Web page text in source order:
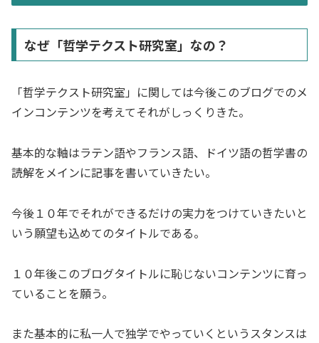
なぜ「哲学テクスト研究室」なの？
「哲学テクスト研究室」に関しては今後このブログでのメ
インコンテンツを考えてそれがしっくりきた。
基本的な軸はラテン語やフランス語、ドイツ語の哲学書の
読解をメインに記事を書いていきたい。
今後１０年でそれができるだけの実力をつけていきたいと
いう願望も込めてのタイトルである。
１０年後このブログタイトルに恥じないコンテンツに育っ
ていることを願う。
また基本的に私一人で独学でやっていくというスタンスは